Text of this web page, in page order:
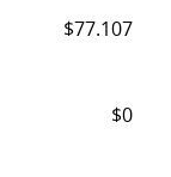
$77.107
$0